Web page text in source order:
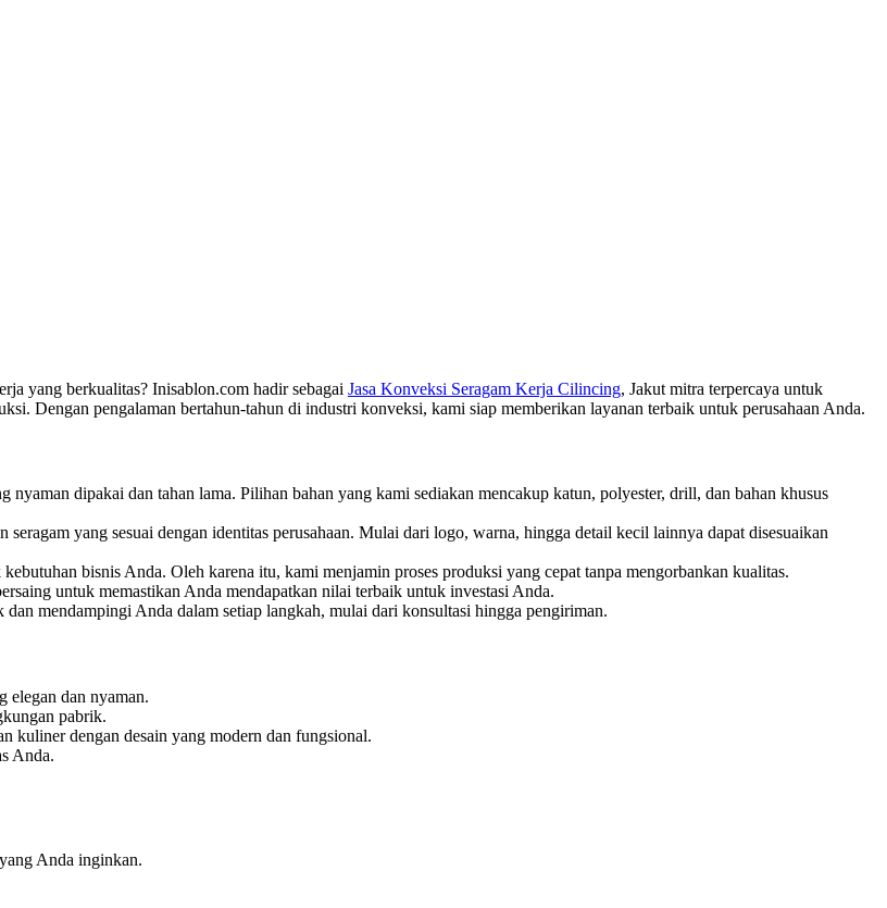
yang berkualitas? Inisablon.com hadir sebagai Jasa Konveksi Seragam Kerja Cilincing, Jakut mitra terpercaya untuk
Dengan pengalaman bertahun-tahun di industri konveksi, kami siap memberikan layanan terbaik untuk perusahaan Anda.
nyaman dipakai dan tahan lama. Pilihan bahan yang kami sediakan mencakup katun, polyester, drill, dan bahan khusus
yang sesuai dengan identitas perusahaan. Mulai dari logo, warna, hingga detail kecil lainnya dapat disesuaikan
bisnis Anda. Oleh karena itu, kami menjamin proses produksi yang cepat tanpa mengorbankan kualitas.
untuk memastikan Anda mendapatkan nilai terbaik untuk investasi Anda.
mendampingi Anda dalam setiap langkah, mulai dari konsultasi hingga pengiriman.
elegan dan nyaman.
pabrik.
kuliner dengan desain yang modern dan fungsional.
Anda.
Anda inginkan.